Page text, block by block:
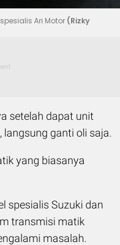
Ari Motor (Rizky
setelah dapat unit
langsung ganti oli saja.
yang biasanya
spesialis Suzuki dan
transmisi matik
masalah.